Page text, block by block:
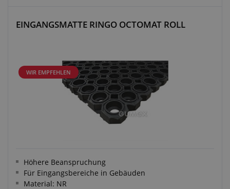
EINGANGSMATTE RINGO OCTOMAT ROLL
WIR EMPFEHLEN
Höhere Beanspruchung
Für Eingangsbereiche in Gebäuden
Material: NR